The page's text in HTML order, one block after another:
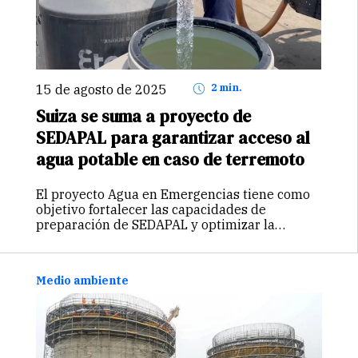
15 de agosto de 2025 2 min.
Suiza se suma a proyecto de
SEDAPAL para garantizar acceso al
agua potable en caso de terremoto
El proyecto Agua en Emergencias tiene como
objetivo fortalecer las capacidades de
preparación de SEDAPAL y optimizar la
competentes para garantizar el acceso al
Medio ambiente